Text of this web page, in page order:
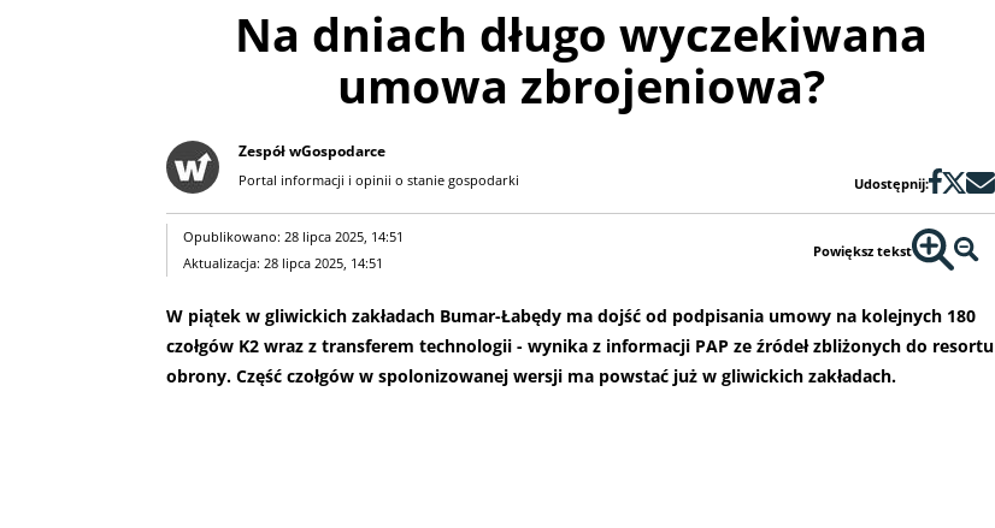
Na dniach długo wyczekiwana
umowa zbrojeniowa?
Zespół wGospodarce
Portal informacji i opinii o stanie gospodarki Udostępnij:
Opublikowano: 28 lipca 2025, 14:51
Aktualizacja: 28 lipca 2025, 14:51
Powiększ tekst
W piątek w gliwickich zakładach Bumar-Łabędy ma dojść od podpisania umowy na kolejnych 180
czołgów K2 wraz z transferem technologii - wynika z informacji PAP ze źródeł zbliżonych do resortu
obrony. Część czołgów w spolonizowanej wersji ma powstać już w gliwickich zakładach.